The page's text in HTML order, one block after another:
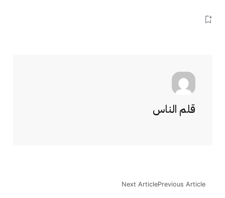
قلم الناس
Previous Article
Next Article